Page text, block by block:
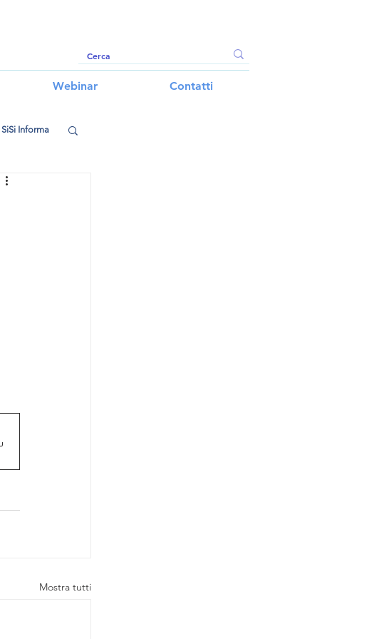
Webinar Contatti
SiSi Informa
Mostra tutti